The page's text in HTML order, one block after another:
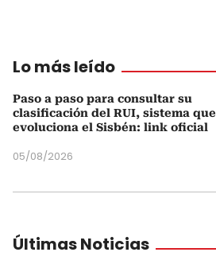
Lo más leído
Paso a paso para consultar su
clasificación del RUI, sistema que
evoluciona el Sisbén: link oficial
05/08/2026
Últimas Noticias